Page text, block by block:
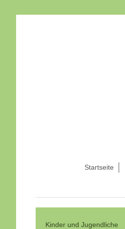
Startseite
Kinder und Jugendliche